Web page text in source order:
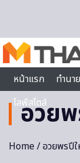
หน้าแรก
ทำนา
ไลฟ์สไตล์
อวย
Home/ อวยพรปี